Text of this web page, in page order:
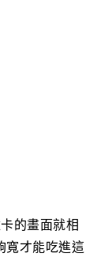
的畫面就相
寬才能吃進這